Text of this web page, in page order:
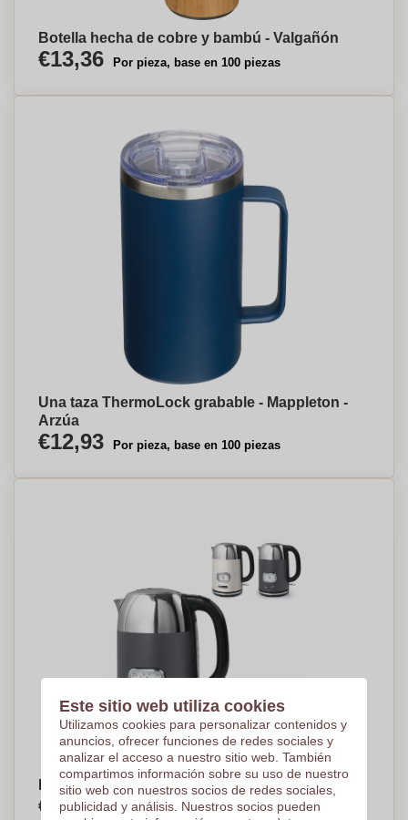
Botella hecha de cobre y bambú - Valgañón
€13,36 Por pieza, base en 100 piezas
Una taza ThermoLock grabable - Mappleton -
Arzúa
€12,93 Por pieza, base en 100 piezas
Hervidor Muse de 1,7 litros
€55,13 Por pieza, base en 25 piezas
Este sitio web utiliza cookies
Utilizamos cookies para personalizar contenidos y
anuncios, ofrecer funciones de redes sociales y
analizar el acceso a nuestro sitio web. También
compartimos información sobre su uso de nuestro
sitio web con nuestros socios de redes sociales,
publicidad y análisis. Nuestros socios pueden